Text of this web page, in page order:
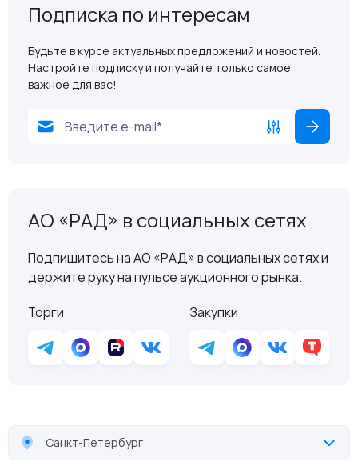
Подписка по интересам
Будьте в курсе актуальных предложений и новостей.
Настройте подписку и получайте только самое
важное для вас!
АО «РАД» в социальных сетях
Подпишитесь на АО «РАД» в социальных сетях и
держите руку на пульсе аукционного рынка:
Торги
Закупки
Санкт-Петербург